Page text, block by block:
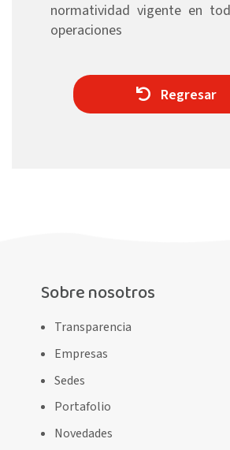
normatividad vigente en
operaciones
Regresar
Sobre nosotros
Transparencia
Empresas
Sedes
Portafolio
Novedades